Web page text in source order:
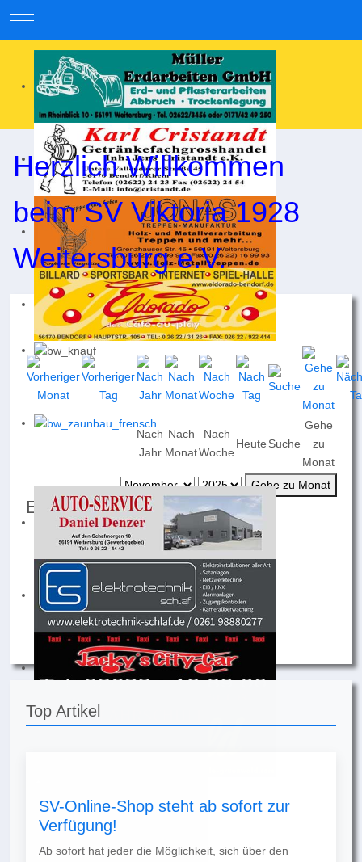
Mobile Menu Toggle
Herzlich Willkommen
beim SV Viktoria 1928
Weitersburg e.V.
Nach
Jahr
Nach
Monat
Nach
Woche
Heute Suche
Gehe
zu
Monat
Gehe zu Monat
Events für
Sonntag, 02. November 2025
Keine Termine
Top Artikel
SV-Online-Shop steht ab sofort zur
Verfügung!
Ab sofort hat jeder die Möglichkeit, sich über den